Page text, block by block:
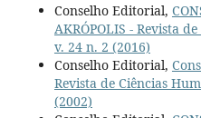
Conselho Editorial,
AKRÓPOLIS - Revista
v. 24 n. 2 (2016)
Conselho Editorial,
Revista de Ciências
(2002)